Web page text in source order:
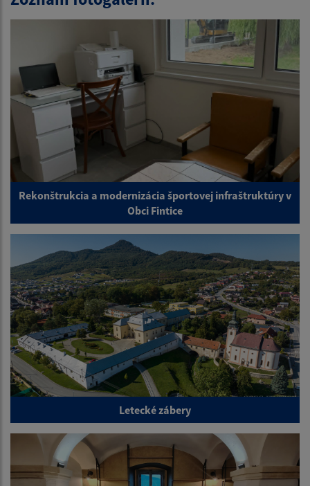
Rekonštrukcia a modernizácia športovej infraštruktúry v
Obci Fintice
Letecké zábery